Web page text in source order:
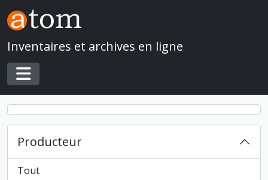
Skip to main content
Inventaires et archives en ligne
Toggle navigation
Producteur
Tout